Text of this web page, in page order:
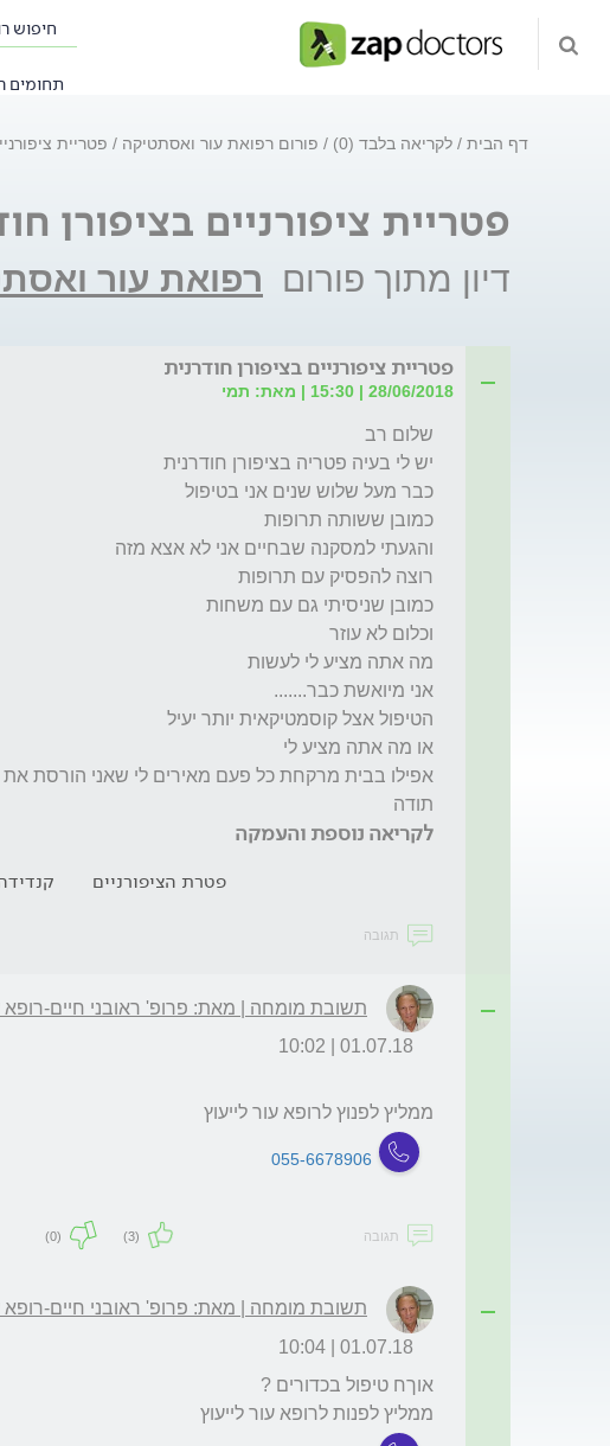
חיפוש
תחומים
דף הבית לקריאה בלבד (0) פורום רפואת עור ואסתטיקה פטריית
פטריית ציפורניים בציפורן
דיון מתוך פורום רפואת עור
פטריית ציפורניים בציפורן חודרנית
28/06/2018 | 15:30 | מאת: תמי
תודה
לקריאה נוספת והעמקה
פטרת הציפורניים
תגובה
תשובת מומחה | מאת: פרופ' ראובני חיים-רופא
01.07.18 | 10:02
ממליץ לפנוץ לרופא עור לייעוץ
055-6678906
תגובה (3)
(0)
תשובת מומחה | מאת: פרופ' ראובני חיים-רופא
01.07.18 | 10:04
ממליץ לפנות לרופא עור לייעוץ